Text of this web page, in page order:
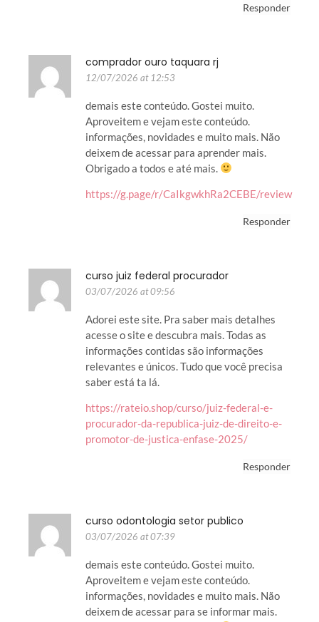
Responder
comprador ouro taquara rj
12/07/2026 at 12:53
demais este conteúdo. Gostei muito.
Aproveitem e vejam este conteúdo.
informações, novidades e muito mais. Não
deixem de acessar para aprender mais.
Obrigado a todos e até mais.
https://g.page/r/CaIkgwkhRa2CEBE/review
Responder
curso juiz federal procurador
03/07/2026 at 09:56
Adorei este site. Pra saber mais detalhes
acesse o site e descubra mais. Todas as
informações contidas são informações
relevantes e únicos. Tudo que você precisa
saber está ta lá.
https://rateio.shop/curso/juiz-federal-e-
procurador-da-republica-juiz-de-direito-e-
promotor-de-justica-enfase-2025/
Responder
curso odontologia setor publico
03/07/2026 at 07:39
demais este conteúdo. Gostei muito.
Aproveitem e vejam este conteúdo.
informações, novidades e muito mais. Não
deixem de acessar para se informar mais.